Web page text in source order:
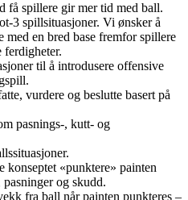
få spillere gir mer tid med ball.
3 spillsituasjoner. Vi ønsker å
med en bred base fremfor spillere
ferdigheter.
til å introdusere offensive
vurdere og beslutte basert på
pasnings-, kutt- og
konseptet «punktere» painten
og skudd.
fra ball når painten punkteres –